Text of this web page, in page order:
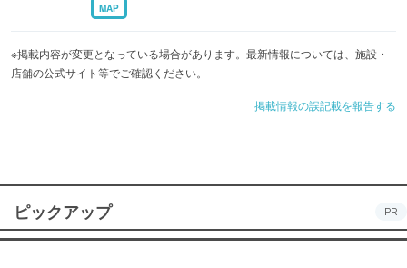
MAP
※掲載内容が変更となっている場合があります。最新情報については、施設・
店舗の公式サイト等でご確認ください。
掲載情報の誤記載を報告する
ピックアップ PR